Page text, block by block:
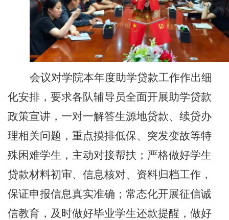
会议对学院本年度助学贷款工作作出细
化安排，要求各队辅导员全面开展助学贷款
政策宣讲，一对一解答生源地贷款、续贷办
理相关问题，重点摸排低保、突发变故等特
殊困难学生，主动对接帮扶；严格做好学生
贷款材料初审、信息核对、资料归档工作，
保证申报信息真实准确；常态化开展征信诚
信教育，及时做好毕业学生还款提醒，做好